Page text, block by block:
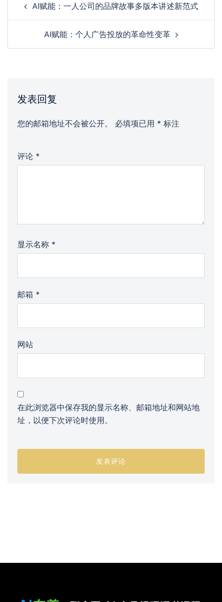
navigation
AI赋能：一人公司的品牌故事多版本讲述新范式
AI赋能：个人广告投放的革命性变革
发表回复
您的邮箱地址不会被公开。 必填项已用 * 标注
评论 *
显示名称 *
邮箱 *
网站
在此浏览器中保存我的显示名称、邮箱地址和网站地
址，以便下次评论时使用。